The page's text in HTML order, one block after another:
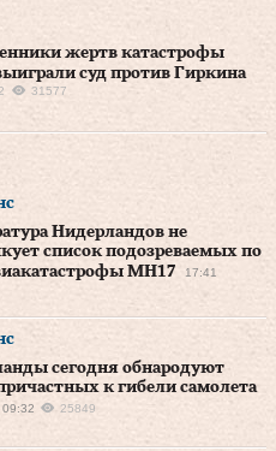
жертв катастрофы
суд против Гиркина
2 31577
Нидерландов не
список подозреваемых по
MH17
17:41
сегодня обнародуют
к гибели самолета
09:32 25849